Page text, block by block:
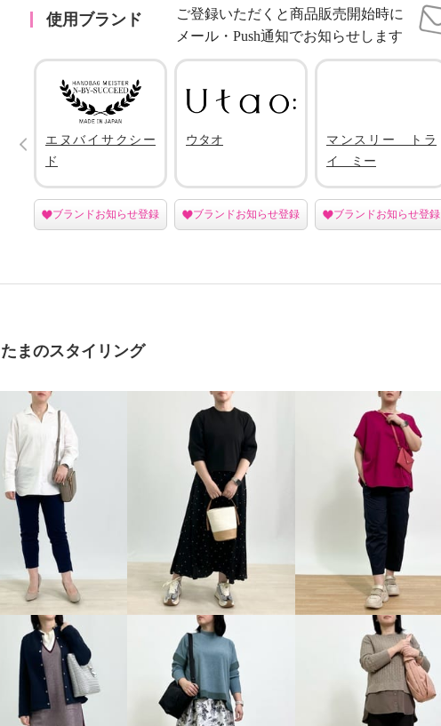
使用ブランド
ご登録いただくと商品販売開始時に
メール・Push通知でお知らせします
エヌバイサクシー
ド
ブランドお知らせ登録
ウタオ
ブランドお知らせ登録
マンスリー トラ
イ ミー
ブランドお知らせ登録
たまのスタイリング